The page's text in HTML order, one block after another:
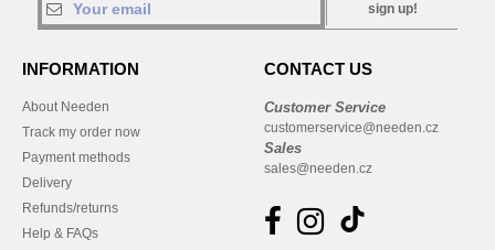
sign up!
INFORMATION
About Needen
Track my order now
Payment methods
Delivery
Refunds/returns
Help & FAQs
CONTACT US
Customer Service
customerservice@needen.cz
Sales
sales@needen.cz